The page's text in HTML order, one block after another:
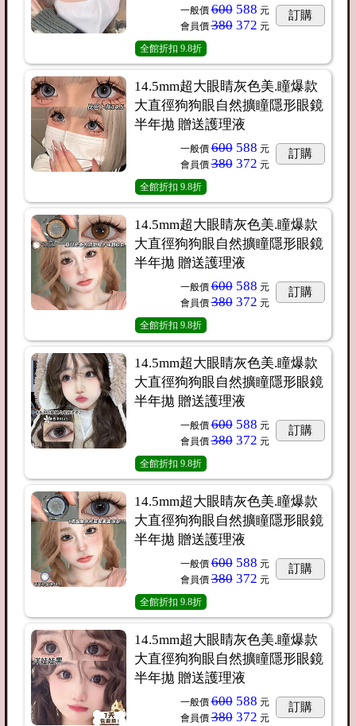
一般價 600588 元
會員價 380372 元
訂購
全館折扣 9.8折
14.5mm超大眼睛灰色美.瞳爆款
大直徑狗狗眼自然擴瞳隱形眼鏡
半年拋 贈送護理液
一般價 600588 元
會員價 380372 元
訂購
全館折扣 9.8折
14.5mm超大眼睛灰色美.瞳爆款
大直徑狗狗眼自然擴瞳隱形眼鏡
半年拋 贈送護理液
一般價 600588 元
會員價 380372 元
訂購
全館折扣 9.8折
14.5mm超大眼睛灰色美.瞳爆款
大直徑狗狗眼自然擴瞳隱形眼鏡
半年拋 贈送護理液
一般價 600588 元
會員價 380372 元
訂購
全館折扣 9.8折
14.5mm超大眼睛灰色美.瞳爆款
大直徑狗狗眼自然擴瞳隱形眼鏡
半年拋 贈送護理液
一般價 600588 元
會員價 380372 元
訂購
全館折扣 9.8折
14.5mm超大眼睛灰色美.瞳爆款
大直徑狗狗眼自然擴瞳隱形眼鏡
半年拋 贈送護理液
一般價 600588 元
會員價 380372 元
訂購